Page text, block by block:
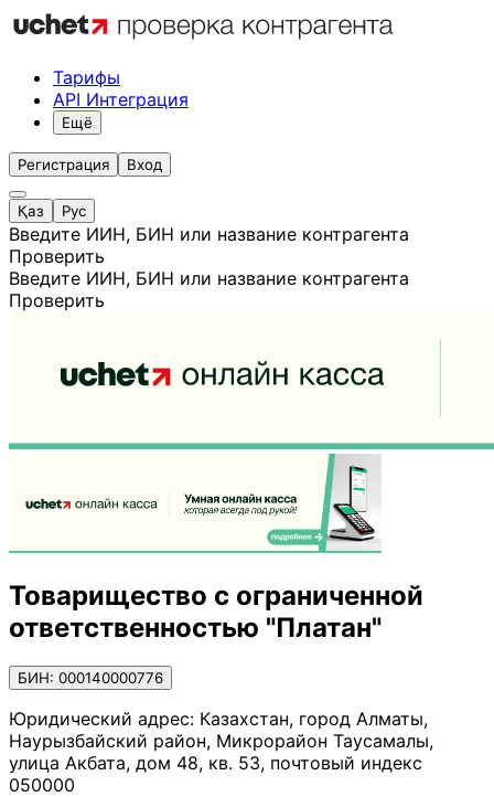
Тарифы
API Интеграция
Ещё
Регистрация Вход
Қаз Рус
Введите ИИН, БИН или название контрагента
Проверить
Введите ИИН, БИН или название контрагента
Проверить
Товарищество с ограниченной
ответственностью "Платан"
БИН: 000140000776
Юридический адрес: Казахстан, город Алматы,
Наурызбайский район, Микрорайон Таусамалы,
улица Акбата, дом 48, кв. 53, почтовый индекс
050000